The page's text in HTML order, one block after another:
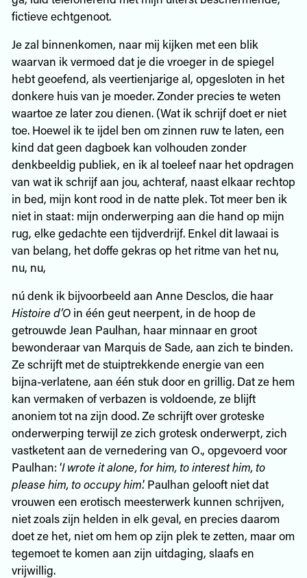
fictieve echtgenoot.
Je zal binnenkomen, naar mij kijken met een blik
waarvan ik vermoed dat je die vroeger in de spiegel
hebt geoefend, als veertienjarige al, opgesloten in het
donkere huis van je moeder. Zonder precies te weten
waartoe ze later zou dienen. (Wat ik schrijf doet er niet
toe. Hoewel ik te ijdel ben om zinnen ruw te laten, een
kind dat geen dagboek kan volhouden zonder
denkbeeldig publiek, en ik al toeleef naar het opdragen
van wat ik schrijf aan jou, achteraf, naast elkaar rechtop
in bed, mijn kont rood in de natte plek. Tot meer ben ik
niet in staat: mijn onderwerping aan die hand op mijn
rug, elke gedachte een tijdverdrijf. Enkel dit lawaai is
van belang, het doffe gekras op het ritme van het nu,
nu, nu,
nú denk ik bijvoorbeeld aan Anne Desclos, die haar
Histoire d’Oin één geut neerpent, in de hoop de
getrouwde Jean Paulhan, haar minnaar en groot
bewonderaar van Marquis de Sade, aan zich te binden.
Ze schrijft met de stuiptrekkende energie van een
bijna-verlatene, aan één stuk door en grillig. Dat ze hem
kan vermaken of verbazen is voldoende, ze blijft
anoniem tot na zijn dood. Ze schrijft over groteske
onderwerping terwijl ze zich grotesk onderwerpt, zich
vastketent aan de vernedering van O., opgevoerd voor
Paulhan: ‘I wrote it alone, for him, to interest him, to
please him, to occupy him.’ Paulhan gelooft niet dat
vrouwen een erotisch meesterwerk kunnen schrijven,
niet zoals zijn helden in elk geval, en precies daarom
doet ze het, niet om hem op zijn plek te zetten, maar om
tegemoet te komen aan zijn uitdaging, slaafs en
vrijwillig.